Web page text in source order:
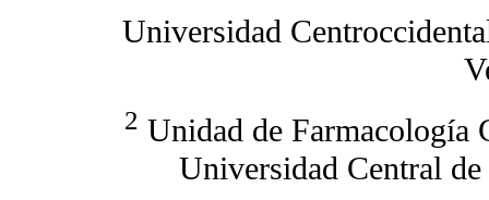
Universidad
2 Unidad de Farmacología
Universidad Central de